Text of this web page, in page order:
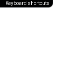
Keyboard shortcuts